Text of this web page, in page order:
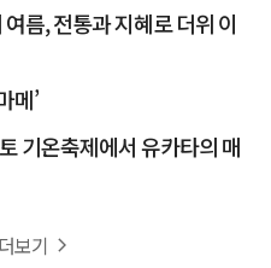
름, 전통과 지혜로 더위 이
메’
기온축제에서 유카타의 매
보기